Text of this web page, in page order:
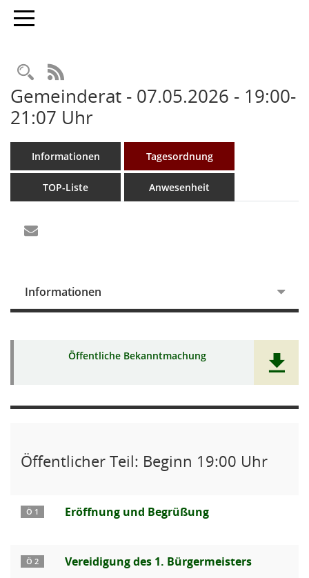
Toggle navigation
Rechercheauswahl
RSS-Feed
Gemeinderat - 07.05.2026 - 19:00-
21:07 Uhr
Informationen Tagesordnung
TOP-Liste Anwesenheit
Informationen
Öffentliche Bekanntmachung
Öffentlicher Teil: Beginn 19:00 Uhr
Ö 1 Eröffnung und Begrüßung
Ö 2 Vereidigung des 1. Bürgermeisters